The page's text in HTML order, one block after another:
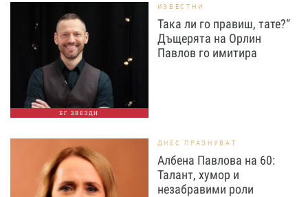
БГ ЗВЕЗДИ
ИЗВЕСТНИ
Така ли го правиш, тате?“
Дъщерята на Орлин
Павлов го имитира
ДНЕС ПРАЗНУВАТ
Албена Павлова на 60:
Талант, хумор и
незабравими роли